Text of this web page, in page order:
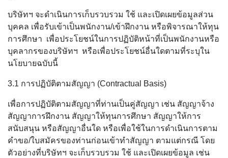
บริษัทฯ จะดำเนินการเก็บรวบรวม ใช้ และเปิดเผยข้อมูลส่วน
บุคคล เพื่อรับเข้าเป็นพนักงาน/เข้าฝึกงาน หรือพิจารณาให้ทุน
การศึกษา เพื่อประโยชน์ในการปฏิบัติหน้าที่เป็นพนักงานหรือ
บุคลากรของบริษัทฯ หรือเพื่อประโยชน์อื่นใดตามที่ระบุใน
นโยบายฉบับนี้
3.1 การปฏิบัติตามสัญญา (Contractual Basis)
เพื่อการปฏิบัติตามสัญญาที่ท่านเป็นคู่สัญญา เช่น สัญญาจ้าง
สัญญาการฝึกงาน สัญญาให้ทุนการศึกษา สัญญาให้การ
สนับสนุน หรือสัญญาอื่นใด หรือเพื่อใช้ในการดำเนินการตาม
คำขอ/ใบสมัครของท่านก่อนเข้าทำสัญญา ตามแต่กรณี โดย
ตัวอย่างที่บริษัทฯ จะเก็บรวบรวม ใช้ และเปิดเผยข้อมูล เช่น